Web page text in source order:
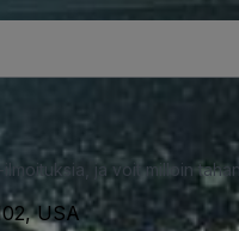
ja voit milloin
USA